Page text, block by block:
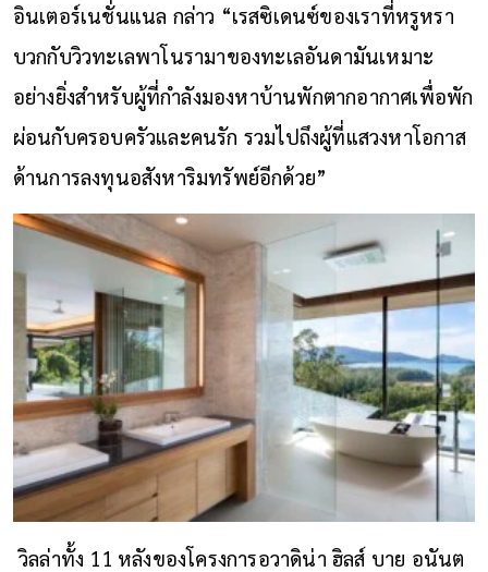
อินเตอร์เนชั่นแนล กล่าว “เรสซิเดนซ์ของเราที่หรูหรา
บวกกับวิวทะเลพาโนรามาของทะเลอันดามันเหมาะ
อย่างยิ่งสำหรับผู้ที่กำลังมองหาบ้านพักตากอากาศเพื่อพัก
ผ่อนกับครอบครัวและคนรัก รวมไปถึงผู้ที่แสวงหาโอกาส
ด้านการลงทุนอสังหาริมทรัพย์อีกด้วย”
วิลล่าทั้ง 11 หลังของโครงการอวาดิน่า ฮิลส์ บาย อนันต